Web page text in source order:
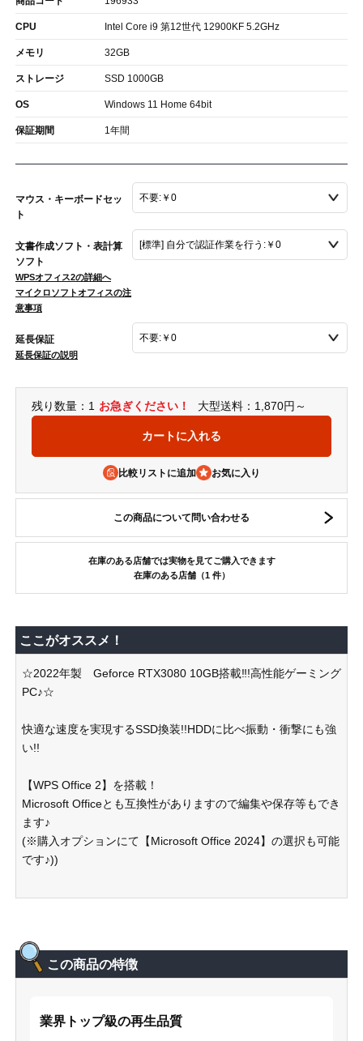
CPU Intel Core i9 第12世代 12900KF 5.2GHz
メモリ 32GB
ストレージ SSD 1000GB
OS Windows 11 Home 64bit
保証期間 1年間
マウス・キーボードセッ
ト
文書作成ソフト・表計算
ソフト
WPSオフィス2の詳細へ
マイクロソフトオフィスの注
意事項
延長保証
延長保証の説明
残り数量：1 お急ぎください！ 大型送料：1,870円～
比較リストに追加
この商品について問い合わせる
在庫のある店舗では実物を見てご購入できます
在庫のある店舗（1 件）
ここがオススメ！
☆2022年製 Geforce RTX3080 10GB搭載‼!高性能ゲーミング
PC♪☆
快適な速度を実現するSSD換装!!HDDに比べ振動・衝撃にも強
い!!
【WPS Office 2】を搭載！
Microsoft Officeとも互換性がありますので編集や保存等もでき
ます♪
(※購入オプションにて【Microsoft Office 2024】の選択も可能
です♪))
この商品の特徴
業界トップ級の再生品質